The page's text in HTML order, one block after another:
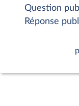
Question
Réponse